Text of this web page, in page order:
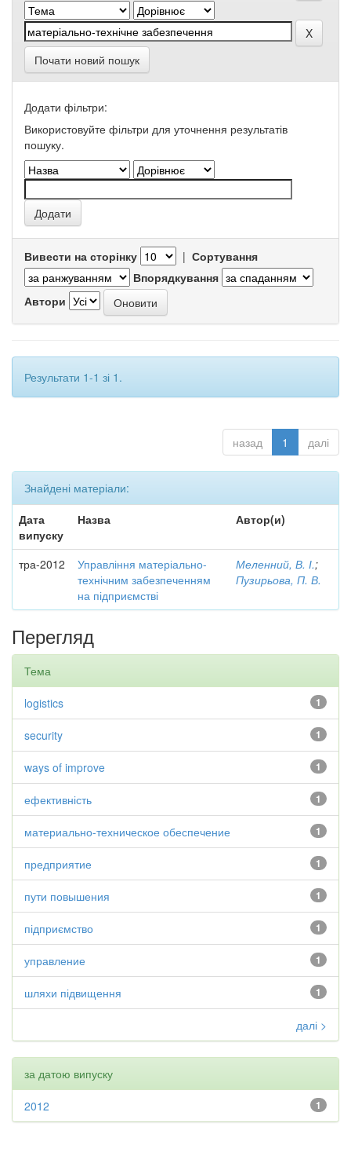
Почати новий пошук
Додати фільтри:
Використовуйте фільтри для уточнення результатів
пошуку.
Вивести на сторінку | Сортування
Впорядкування
Автори
Результати 1-1 зі 1.
назад 1 далі
Знайдені матеріали:
Дата
випуску
Назва Автор(и)
тра-2012
Управління матеріально-
технічним забезпеченням
на підприємстві
Меленний, В. І.;
Пузирьова, П. В.
Перегляд
Тема
1
logistics
1
security
1
ways of improve
1
ефективність
1
материально-техническое обеспечение
1
предприятие
1
пути повышения
1
підприємство
1
управление
1
шляхи підвищення
далі >
за датою випуску
1
2012